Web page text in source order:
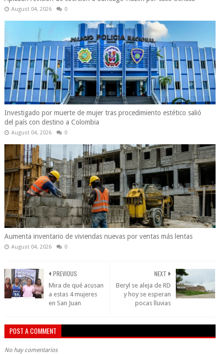
August 04, 2026 0
Investigado por muerte de mujer tras procedimiento estético salió
del país con destino a Colombia
August 04, 2026 0
Aumenta inventario de viviendas nuevas por ventas más lentas
August 04, 2026 0
NEXT
Beryl se aleja de RD
y hoy se esperan
pocas lluvias
PREVIOUS
Mira de qué acusan
a estas 4 mujeres
en San Juan
POST A COMMENT
No hay comentarios